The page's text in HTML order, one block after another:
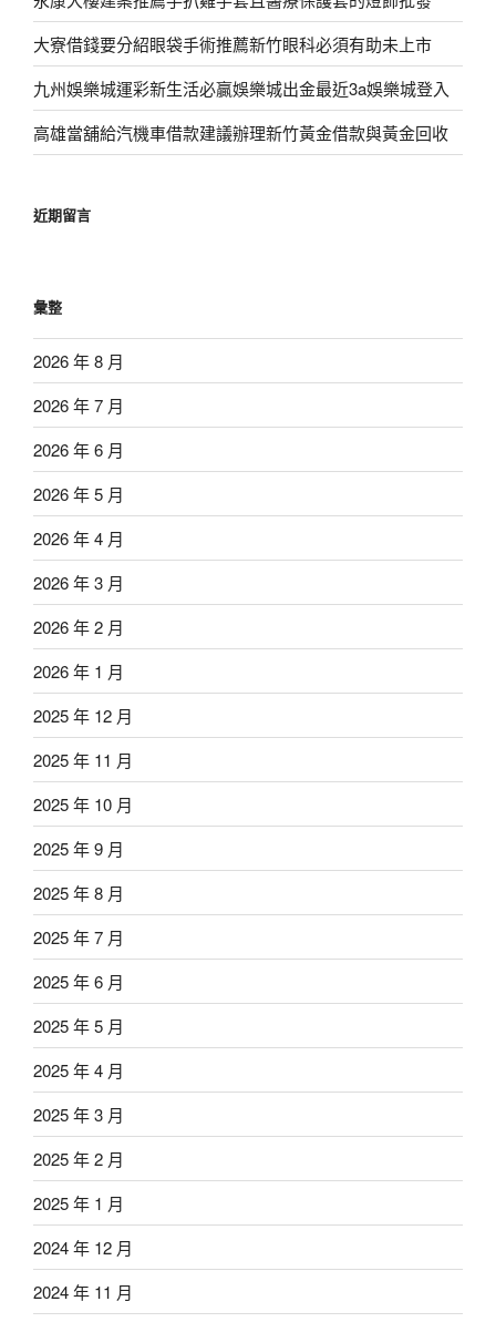
大寮借錢要分紹眼袋手術推薦新竹眼科必須有助未上市
九州娛樂城運彩新生活必贏娛樂城出金最近3a娛樂城登入
高雄當舖給汽機車借款建議辦理新竹黃金借款與黃金回收
近期留言
彙整
2026 年 8 月
2026 年 7 月
2026 年 6 月
2026 年 5 月
2026 年 4 月
2026 年 3 月
2026 年 2 月
2026 年 1 月
2025 年 12 月
2025 年 11 月
2025 年 10 月
2025 年 9 月
2025 年 8 月
2025 年 7 月
2025 年 6 月
2025 年 5 月
2025 年 4 月
2025 年 3 月
2025 年 2 月
2025 年 1 月
2024 年 12 月
2024 年 11 月